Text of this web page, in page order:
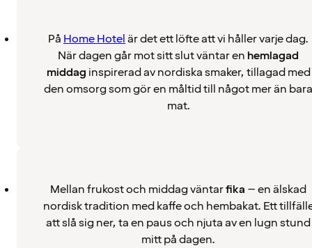
På Home Hotelär det ett löfte att vi håller varje dag.
När dagen går mot sitt slut väntar en hemlagad
middag inspirerad av nordiska smaker, tillagad med
den omsorg som gör en måltid till något mer än bara
mat.
Mellan frukost och middag väntarfika – en älskad
nordisk tradition med kaffe och hembakat. Ett
att slå sig ner, ta en paus och njuta av en lugn stund
mitt på dagen.